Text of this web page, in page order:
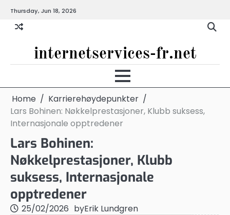
content
Thursday, Jun 18, 2026
internetservices-fr.net
Home
Karrierehøydepunkter
Lars Bohinen: Nøkkelprestasjoner, Klubb suksess,
Internasjonale opptredener
Lars Bohinen:
Nøkkelprestasjoner, Klubb
suksess, Internasjonale
opptredener
25/02/2026 byErik Lundgren